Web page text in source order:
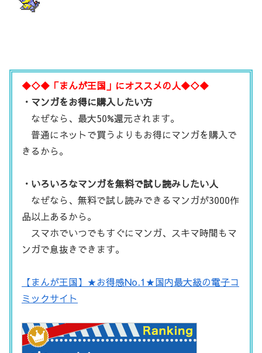
◆◇◆「まんが王国」にオススメの人◆◇◆
・マンガをお得に購入したい方
なぜなら、最大50%還元されます。
普通にネットで買うよりもお得にマンガを購入で
きるから。
・いろいろなマンガを無料で試し読みしたい人
なぜなら、無料で試し読みできるマンガが3000作
品以上あるから。
スマホでいつでもすぐにマンガ、スキマ時間もマ
ンガで息抜きできます。
【まんが王国】★お得感No.1★国内最大級の電子コ
ミックサイト